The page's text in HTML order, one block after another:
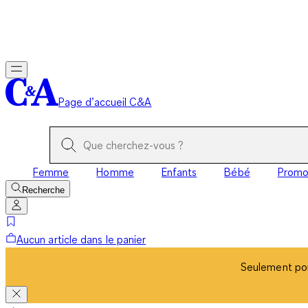
Page d’accueil C&A
Femme Homme Enfants Bébé Promo
Recherche
Aucun article dans le panier
Seulement